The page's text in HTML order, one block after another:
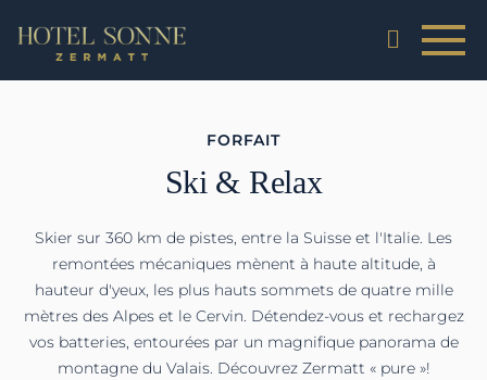
FORFAIT
Ski & Relax
Skier sur 360 km de pistes, entre la Suisse et l'Italie. Les
remontées mécaniques mènent à haute altitude, à
hauteur d'yeux, les plus hauts sommets de quatre mille
mètres des Alpes et le Cervin. Détendez-vous et rechargez
vos batteries, entourées par un magnifique panorama de
montagne du Valais. Découvrez Zermatt « pure »!